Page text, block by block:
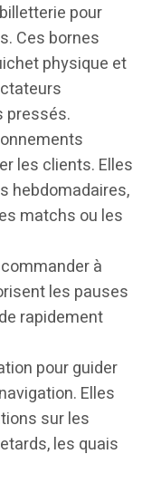
pour
Ces bornes
physique et
pressés.
les clients. Elles
hebdomadaires,
matchs ou les
à
les pauses
rapidement
pour guider
Elles
sur les
les quais